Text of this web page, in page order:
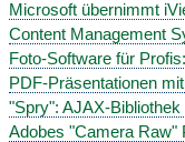
Microsoft übernimmt
Content Management
Foto-Software für
PDF-Präsentationen
"Spry": AJAX-Bibliothek
Adobes "Camera Raw"